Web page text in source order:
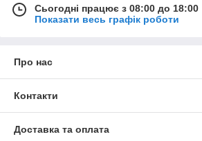
Сьогодні працює з 08:00 до 18:00
Показати весь графік роботи
Про нас
Контакти
Доставка та оплата